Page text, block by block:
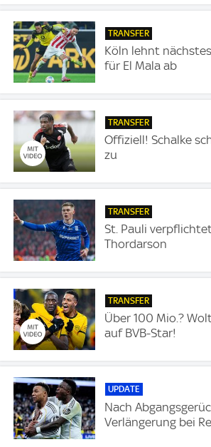
TRANSFER
Köln lehnt
für El Mala ab
TRANSFER
Offiziell! Schalke
zu
TRANSFER
St. Pauli
Thordarson
TRANSFER
Über 100 Mio.?
auf BVB-Star!
UPDATE
Nach
Verlängerung bei